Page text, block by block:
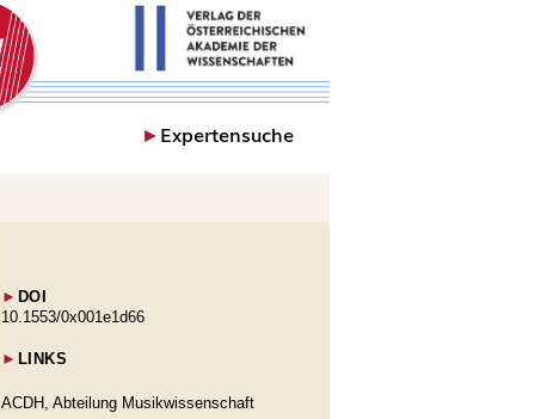
►Expertensuche
► DOI
10.1553/0x001e1d66
► LINKS
ACDH, Abteilung Musikwissenschaft